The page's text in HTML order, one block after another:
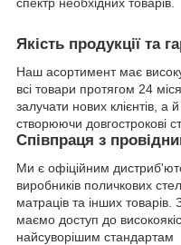
спектр необхідних товарів.
Якість продукції та
Наш асортимент має
всі товари протягом 24
залучати нових клієнтів, а
створюючи довгострокові
Співпраця з
Ми є офіційним
виробників поличкових
матраців та інших
маємо доступ до
найсуворішим стандартам